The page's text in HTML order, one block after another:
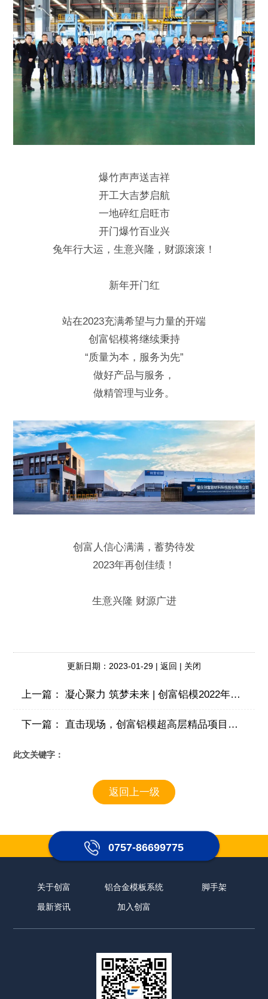
爆竹声声送吉祥
开工大吉梦启航
一地碎红启旺市
开门爆竹百业兴
兔年行大运，生意兴隆，财源滚滚！
新年开门红
站在2023充满希望与力量的开端
创富铝模将继续秉持
“质量为本，服务为先”
做好产品与服务，
做精管理与业务。
创富人信心满满，蓄势待发
2023年再创佳绩！
生意兴隆 财源广进
更新日期：2023-01-29 | 返回 | 关闭
上一篇： 凝心聚力 筑梦未来 | 创富铝模2022年度述职报告暨2023年度工作计划大会顺利召开！
下一篇： 直击现场，创富铝模超高层精品项目带你一睹为快！
此文关键字：
返回上一级
0757-86699775
关于创富 铝合金模板系统 脚手架
最新资讯 加入创富